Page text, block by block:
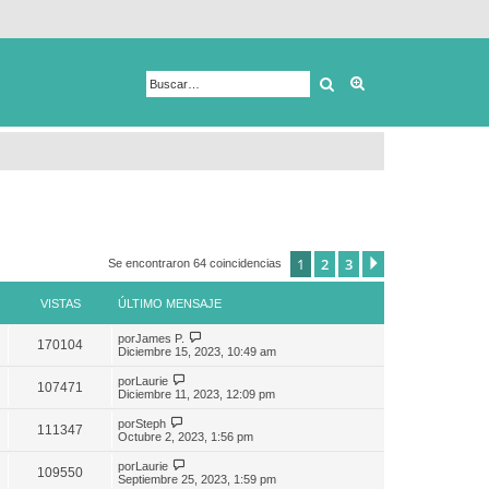
Buscar
Se encontraron 64 coincidencias 1 2 3
VISTAS ÚLTIMO MENSAJE
170104 porJames P.
Diciembre 15, 2023, 10:49 am
107471 porLaurie
Diciembre 11, 2023, 12:09 pm
111347 porSteph
Octubre 2, 2023, 1:56 pm
109550 porLaurie
Septiembre 25, 2023, 1:59 pm